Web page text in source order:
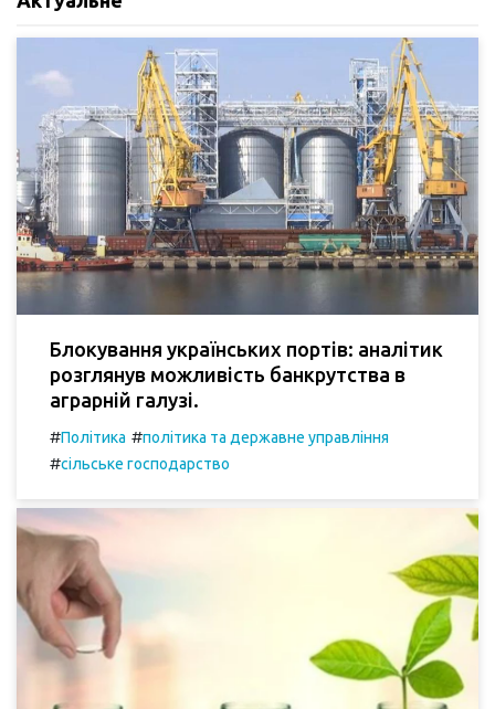
Блокування українських портів: аналітик
розглянув можливість банкрутства в
аграрній галузі.
#Політика #політика та державне управління
#сільське господарство